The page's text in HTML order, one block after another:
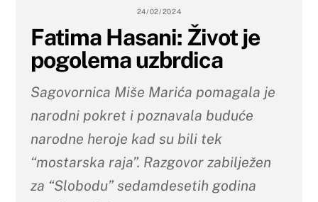
24/02/2024
Fatima Hasani: Život je
pogolema uzbrdica
Sagovornica Miše Marića pomagala je
narodni pokret i poznavala buduće
narodne heroje kad su bili tek
“mostarska raja”. Razgovor zabilježen
za “Slobodu” sedamdesetih godina